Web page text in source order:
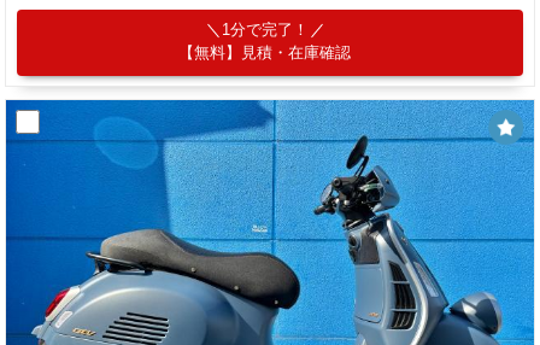
1分で完了！
【無料】見積・在庫確認